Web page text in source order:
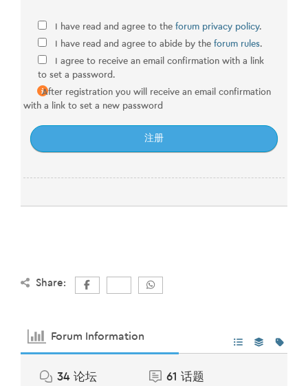
I have read and agree to the forum privacy policy.
I have read and agree to abide by the forum rules.
I agree to receive an email confirmation with a link
to set a password.
After registration you will receive an email confirmation
with a link to set a new password
Share:
Forum Information
34 论坛 61 话题